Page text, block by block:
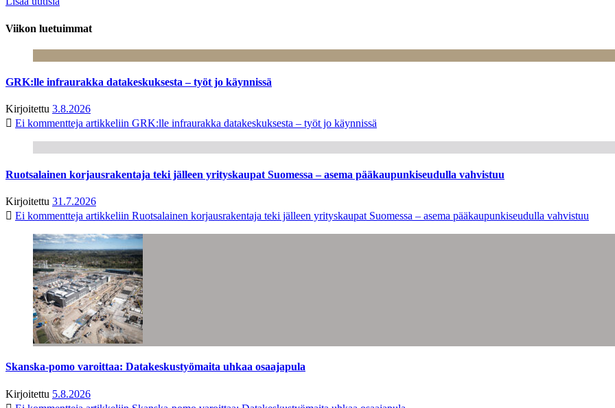
Viikon luetuimmat
GRK:lle infraurakka datakeskuksesta – työt jo käynnissä
Kirjoitettu 3.8.2026
Ei kommentteja artikkeliin GRK:lle infraurakka datakeskuksesta – työt jo käynnissä
Ruotsalainen korjausrakentaja teki jälleen yrityskaupat Suomessa – asema pääkaupunkiseudulla vahvistuu
Kirjoitettu 31.7.2026
Ei kommentteja artikkeliin Ruotsalainen korjausrakentaja teki jälleen yrityskaupat Suomessa – asema pääkaupunkiseudulla vahvistuu
Skanska-pomo varoittaa: Datakeskustyömaita uhkaa osaajapula
Kirjoitettu 5.8.2026